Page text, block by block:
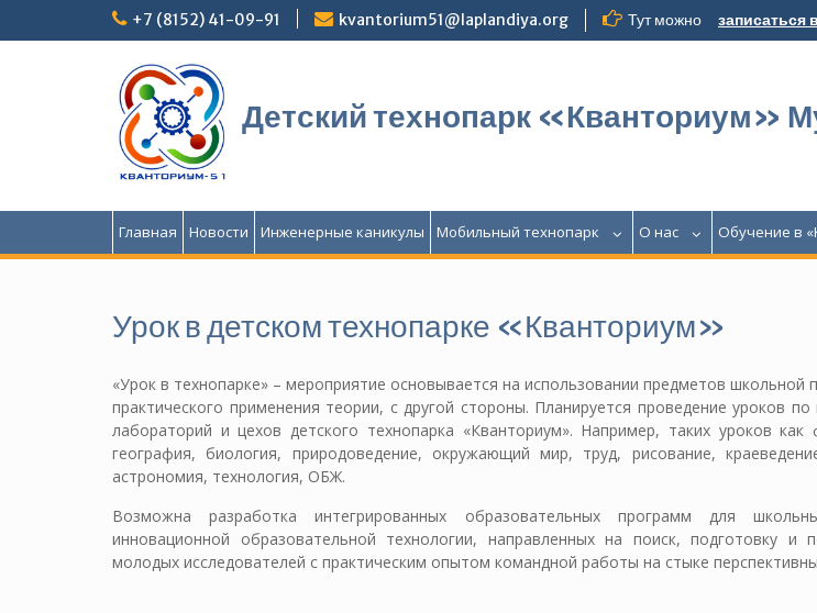
+7 (8152) 41-09-91 kvantorium51@laplandiya.org Тут можно записаться
Детский технопарк «Кванториум»
Главная Новости Инженерные каникулы Мобильный технопарк О нас Обучение в
Урок в детском технопарке «Кванториум»
«Урок в технопарке» – мероприятие основывается на использовании предметов
практического применения теории, с другой стороны. Планируется проведение уроков
лабораторий и цехов детского технопарка «Кванториум». Например, таких уроков
география, биология, природоведение, окружающий мир, труд, рисование,
астрономия, технология, ОБЖ.
Возможна разработка интегрированных образовательных программ для
инновационной образовательной технологии, направленных на поиск, подготовку и
молодых исследователей с практическим опытом командной работы на стыке